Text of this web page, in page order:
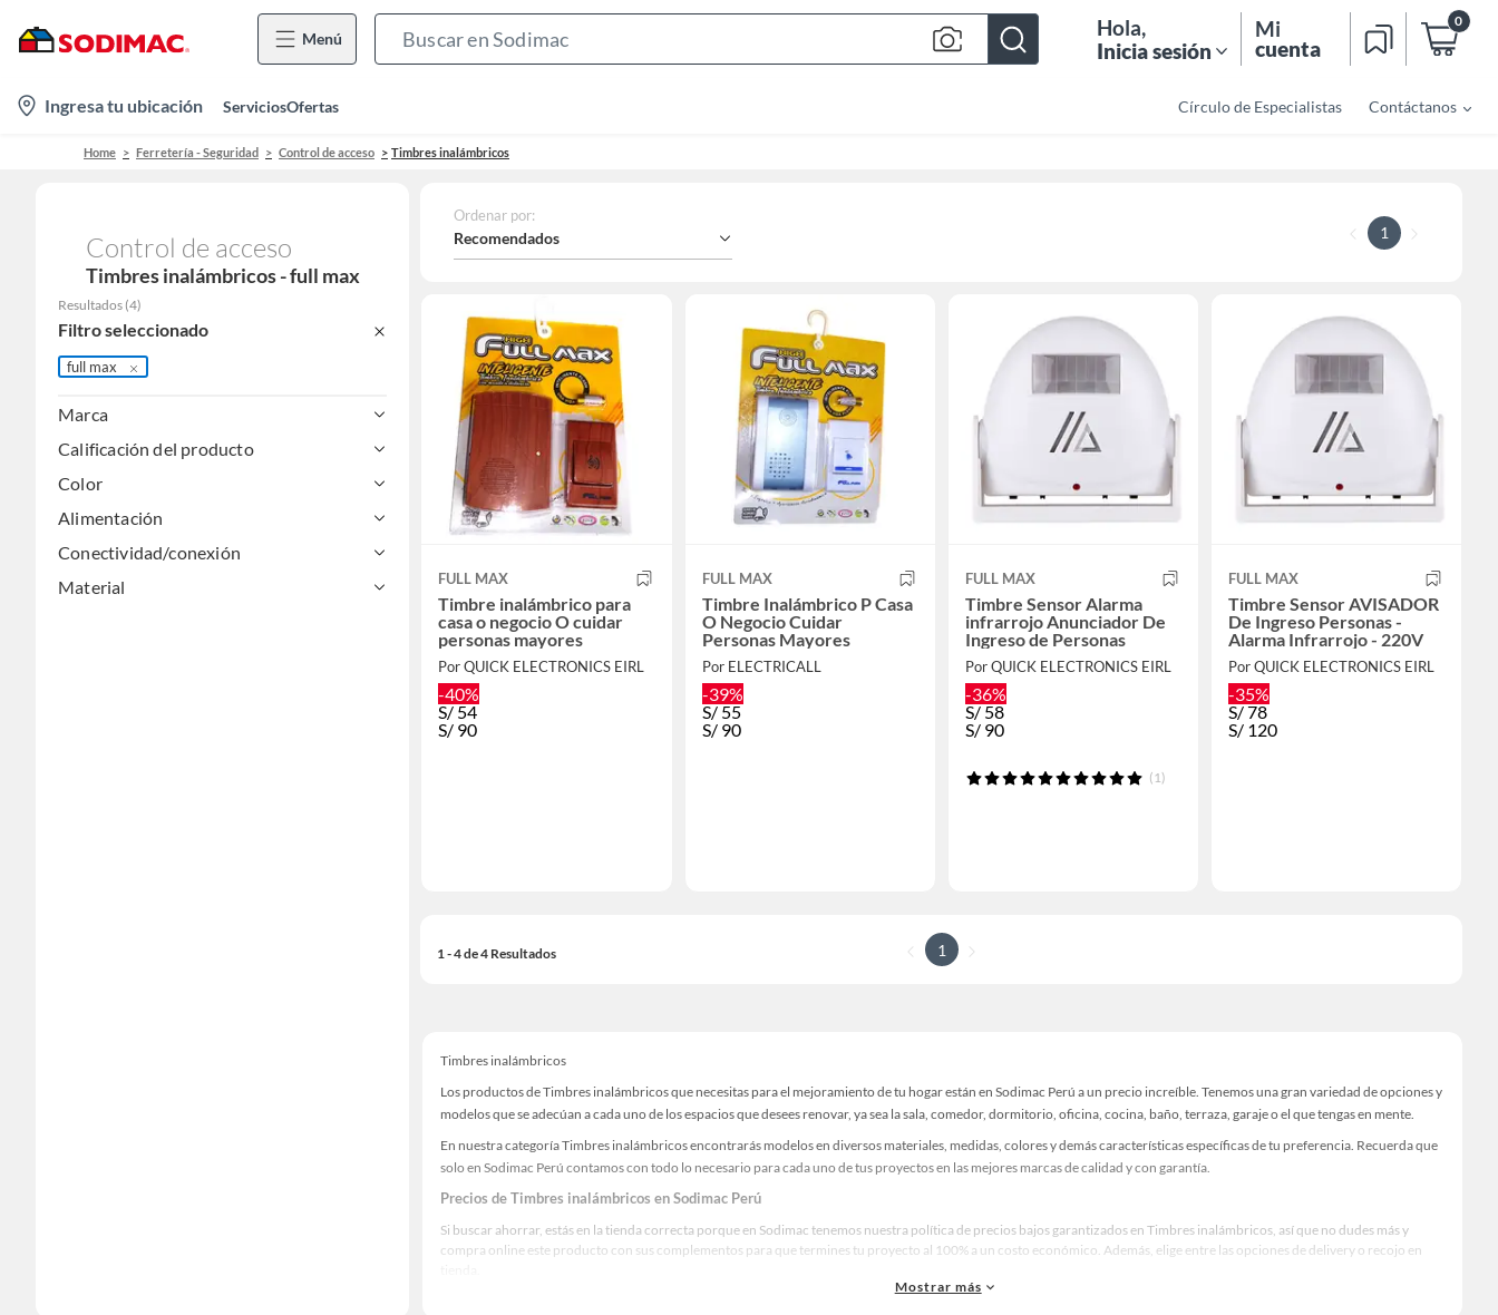
Menú
Bar
Hola,
Inicia sesión
Mi
cuenta
0
location-
icon
Ingresa tu ubicación ServiciosOfertas Círculo de Especialistas Contáctanos
Home Ferretería - Seguridad Control de acceso Timbres inalámbricos
Control de acceso
Timbres inalámbricos - full max
Resultados (4)
Filtro seleccionado
full max
Marca
Calificación del producto
Color
Alimentación
Conectividad/conexión
Material
Ordenar por:
Recomendados 1
FULL MAX
Timbre inalámbrico para
casa o negocio O cuidar
personas mayores
Por QUICK ELECTRONICS EIRL
-40%
S/ 54
S/ 90
FULL MAX
Timbre Inalámbrico P Casa
O Negocio Cuidar
Personas Mayores
Por ELECTRICALL
-39%
S/ 55
S/ 90
FULL MAX
Timbre Sensor Alarma
infrarrojo Anunciador De
Ingreso de Personas
Por QUICK ELECTRONICS EIRL
-36%
S/ 58
S/ 90
(1)
FULL MAX
Timbre Sensor AVISADOR
De Ingreso Personas -
Alarma Infrarrojo - 220V
Por QUICK ELECTRONICS EIRL
-35%
S/78
S/ 120
1 - 4 de 4 Resultados 1
Timbres inalámbricos
Los productos de Timbres inalámbricos que necesitas para el mejoramiento de tu hogar están en Sodimac Perú a un precio increíble. Tenemos una gran variedad de opciones y
modelos que se adecúan a cada uno de los espacios que desees renovar, ya sea la sala, comedor, dormitorio, oficina, cocina, baño, terraza, garaje o el que tengas en mente.
En nuestra categoría Timbres inalámbricos encontrarás modelos en diversos materiales, medidas, colores y demás características específicas de tu preferencia. Recuerda que
solo en Sodimac Perú contamos con todo lo necesario para cada uno de tus proyectos en las mejores marcas de calidad y con garantía.
Precios de Timbres inalámbricos en Sodimac Perú
Si buscar ahorrar, estás en la tienda correcta porque en Sodimac tenemos nuestra política de precios bajos garantizados en Timbres inalámbricos, así que no dudes más y
compra online este producto con sus complementos para que termines tu proyecto al 100% a un costo económico. Además, elige entre las opciones de delivery o recojo en
Mostrar más